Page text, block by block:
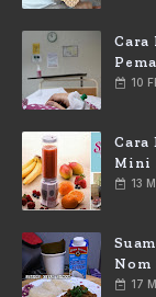
Cara
10
Cara
Mini
13
Nom
17